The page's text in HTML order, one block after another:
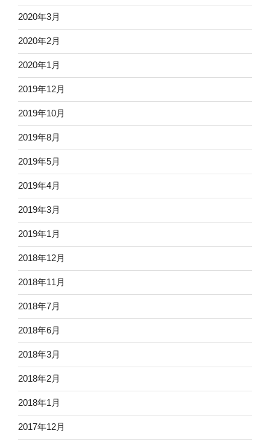
2020年3月
2020年2月
2020年1月
2019年12月
2019年10月
2019年8月
2019年5月
2019年4月
2019年3月
2019年1月
2018年12月
2018年11月
2018年7月
2018年6月
2018年3月
2018年2月
2018年1月
2017年12月